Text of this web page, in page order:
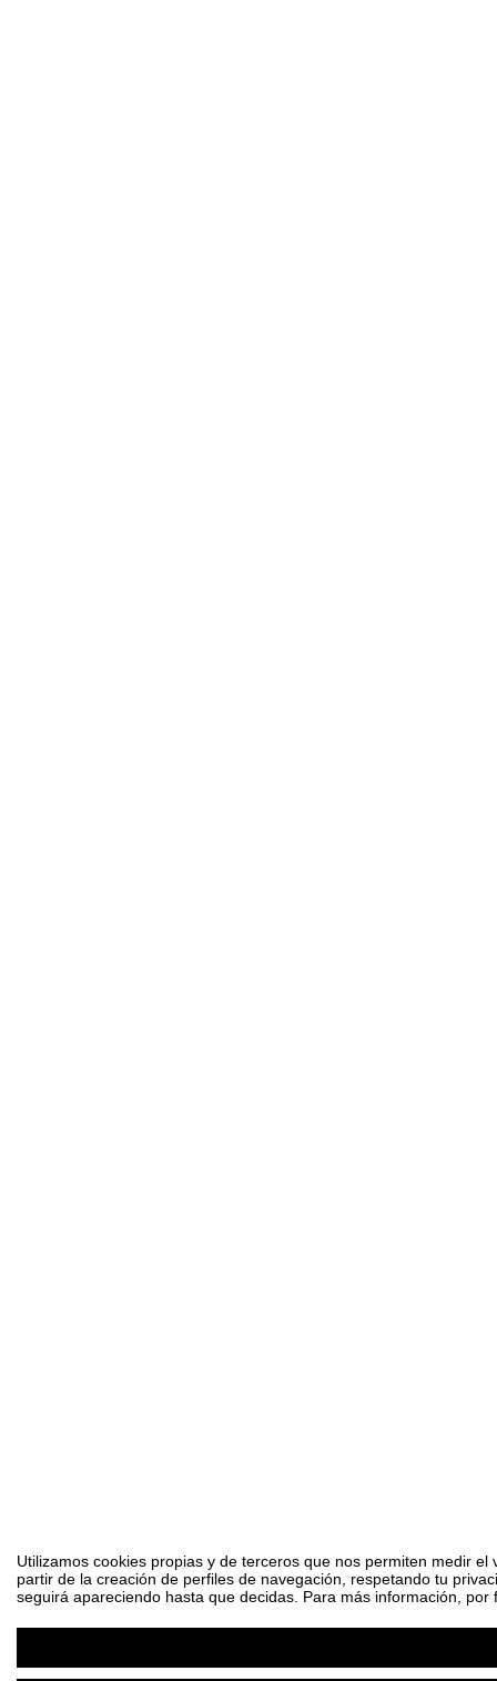
Utilizamos cookies propias y de terceros que nos permiten medir
partir de la creación de perfiles de navegación, respetando tu
seguirá apareciendo hasta que decidas. Para más información,